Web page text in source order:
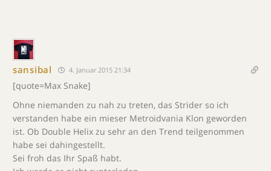
sansibal 4. Januar 2015 21:34
[quote=Max Snake]
Ohne niemanden zu nah zu treten, das Strider so ich
verstanden habe ein mieser Metroidvania Klon geworden
ist. Ob Double Helix zu sehr an den Trend teilgenommen
habe sei dahingestellt.
Sei froh das Ihr Spaß habt.